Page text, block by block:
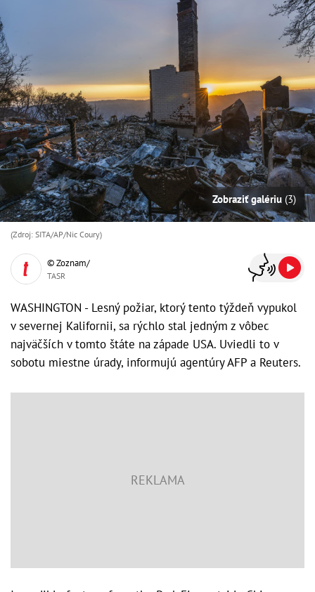
Zobraziť galériu (3)
(Zdroj: SITA/AP/Nic Coury)
© Zoznam/
TASR
WASHINGTON - Lesný požiar, ktorý tento týždeň vypukol
v severnej Kalifornii, sa rýchlo stal jedným z vôbec
najväčších v tomto štáte na západe USA. Uviedli to v
sobotu miestne úrady, informujú agentúry AFP a Reuters.